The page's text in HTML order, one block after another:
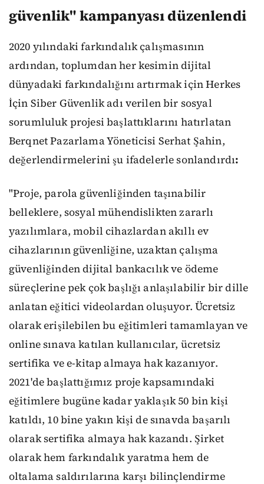
güvenlik" kampanyası düzenlendi
2020 yılındaki farkındalık çalışmasının
ardından, toplumdan her kesimin dijital
dünyadaki farkındalığını artırmak için Herkes
İçin Siber Güvenlik adı verilen bir sosyal
sorumluluk projesi başlattıklarını hatırlatan
Berqnet Pazarlama Yöneticisi Serhat Şahin,
değerlendirmelerini şu ifadelerle sonlandırdı:
"Proje, parola güvenliğinden taşınabilir
belleklere, sosyal mühendislikten zararlı
yazılımlara, mobil cihazlardan akıllı ev
cihazlarının güvenliğine, uzaktan çalışma
güvenliğinden dijital bankacılık ve ödeme
süreçlerine pek çok başlığı anlaşılabilir bir dille
anlatan eğitici videolardan oluşuyor. Ücretsiz
olarak erişilebilen bu eğitimleri tamamlayan ve
online sınava katılan kullanıcılar, ücretsiz
sertifika ve e-kitap almaya hak kazanıyor.
2021'de başlattığımız proje kapsamındaki
eğitimlere bugüne kadar yaklaşık 50 bin kişi
katıldı, 10 bine yakın kişi de sınavda başarılı
olarak sertifika almaya hak kazandı. Şirket
olarak hem farkındalık yaratma hem de
oltalama saldırılarına karşı bilinçlendirme